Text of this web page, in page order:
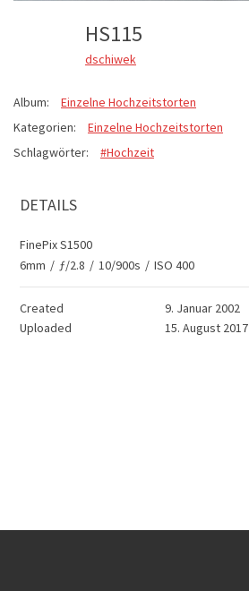
HS115
dschiwek
Album:
Einzelne Hochzeitstorten
Kategorien:
Einzelne Hochzeitstorten
Schlagwörter:
#Hochzeit
DETAILS
FinePix S1500
6mm / ƒ/2.8 / 10/900s / ISO 400
Created
9. Januar 2002
Uploaded
15. August 2017